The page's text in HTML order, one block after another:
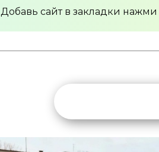
Добавь сайт в закладки нажми